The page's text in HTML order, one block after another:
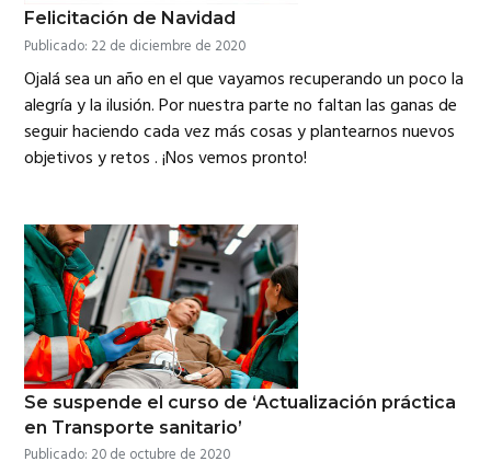
Felicitación de Navidad
Publicado: 22 de diciembre de 2020
Ojalá sea un año en el que vayamos recuperando un poco la
alegría y la ilusión. Por nuestra parte no faltan las ganas de
seguir haciendo cada vez más cosas y plantearnos nuevos
objetivos y retos . ¡Nos vemos pronto!
Se suspende el curso de ‘Actualización práctica
en Transporte sanitario’
Publicado: 20 de octubre de 2020